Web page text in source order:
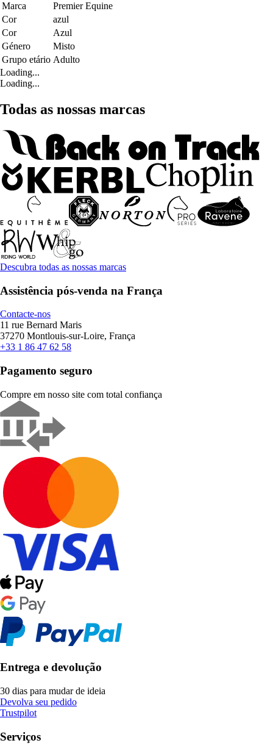
Marca
Premier Equine
Cor
azul
Cor
Azul
Género
Misto
Grupo etário Adulto
Loading...
Loading...
Todas as nossas marcas
Descubra todas as nossas marcas
Assistência pós-venda na França
Contacte-nos
11 rue Bernard Maris
37270 Montlouis-sur-Loire, França
+33 1 86 47 62 58
Pagamento seguro
Compre em nosso site com total confiança
Entrega e devolução
30 dias para mudar de ideia
Devolva seu pedido
Trustpilot
Serviços